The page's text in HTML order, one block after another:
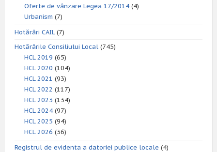
Oferte de vânzare Legea 17/2014 (4)
Urbanism (7)
Hotărâri CAIL(7)
Hotărârile Consiliului Local (745)
HCL 2019 (65)
HCL 2020 (104)
HCL 2021 (93)
HCL 2022 (117)
HCL 2023 (134)
HCL 2024 (97)
HCL 2025 (94)
HCL 2026 (36)
Registrul de evidenta a datoriei publice locale (4)